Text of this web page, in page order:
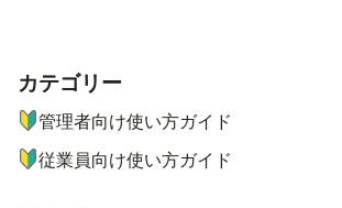
ナビゲーションメニュー
カテゴリー
管理者向け使い方ガイド
従業員向け使い方ガイド